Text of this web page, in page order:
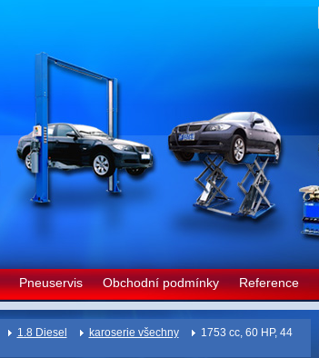
Pneuservis Obchodní podmínky Reference
1.8 Diesel karoserie všechny
1753 cc, 60 HP, 44